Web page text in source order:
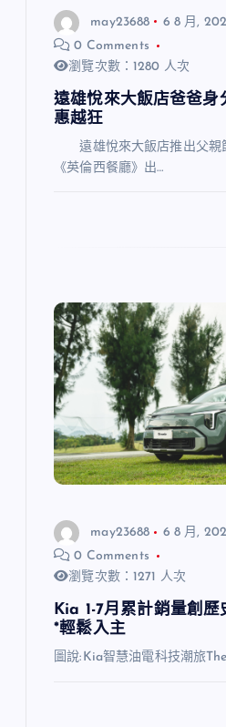
may23688
6 8 月,
0 Comments
瀏覽次數：1280 人次
遠雄悅來大飯店爸爸身
惠越狂
遠雄悅來大飯店推出父親
《英倫西餐廳》出…
may23688
6 8 月,
0 Comments
瀏覽次數：1271 人次
Kia 1-7月累計銷量創歷
*輕鬆入主
圖說:Kia智慧油電科技潮旅